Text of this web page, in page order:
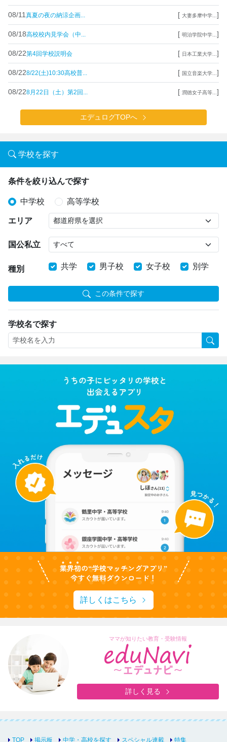
08/11 真夏の夜の納涼企画... [ 大妻多摩中学... ]
08/18高校校内見学会（中... [ 明治学院中学... ]
08/22第4回学校説明会 [ 日本工業大学... ]
08/228/22(土)10:30高校普... [ 国立音楽大学... ]
08/228月22日（土）第2回... [ 潤徳女子高等... ]
エデュログTOPへ
学校を探す
条件を絞り込んで探す
中学校 高等学校
エリア
国公私立
種別 共学 男子校 女子校 別学
この条件で探す
学校名で探す
詳しくはこちら
ママが知りたい教育・受験情報
詳しく見る
TOP 掲示板 中学・高校を探す スペシャル連載 特集